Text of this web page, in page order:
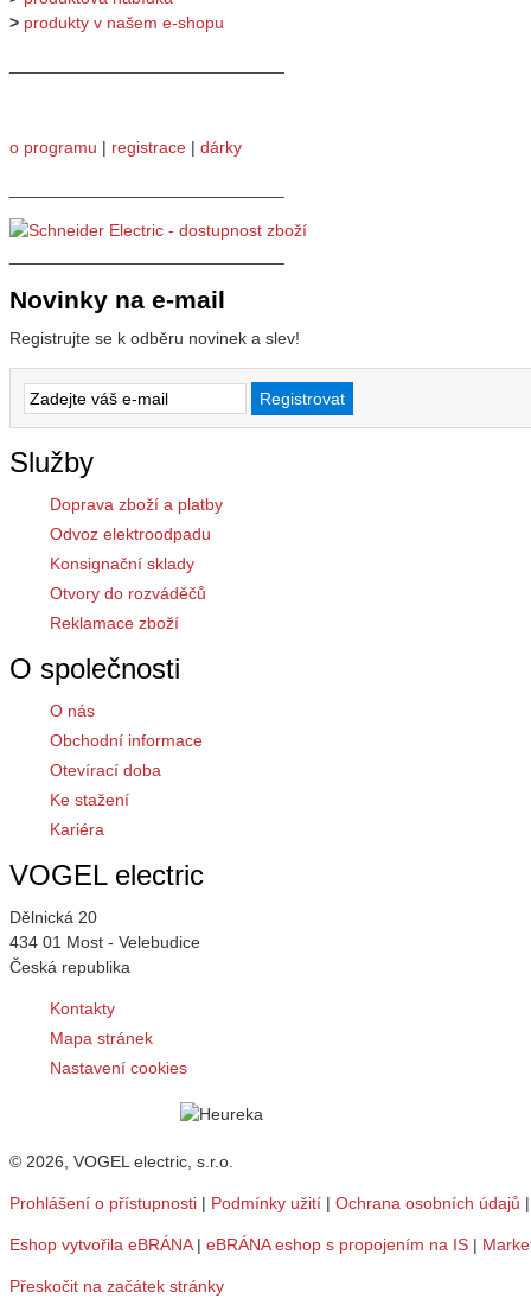
> produkty v našem e-shopu
o programu | registrace | dárky
Novinky na e-mail
Registrujte se k odběru novinek a slev!
Služby
Doprava zboží a platby
Odvoz elektroodpadu
Konsignační sklady
Otvory do rozváděčů
Reklamace zboží
O společnosti
O nás
Obchodní informace
Otevírací doba
Ke stažení
Kariéra
VOGEL electric
Dělnická 20
434 01 Most - Velebudice
Česká republika
Kontakty
Mapa stránek
Nastavení cookies
© 2026, VOGEL electric, s.r.o.
Prohlášení o přístupnosti | Podmínky užití | Ochrana osobních údajů
Eshop vytvořila eBRÁNA| eBRÁNA eshop s propojením na IS |
Přeskočit na začátek stránky